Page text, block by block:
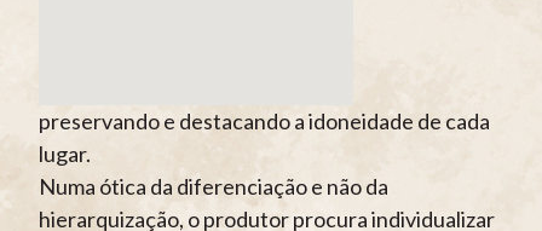
preservando e destacando a idoneidade de cada
lugar.
Numa ótica da diferenciação e não da
hierarquização, o produtor procura individualizar